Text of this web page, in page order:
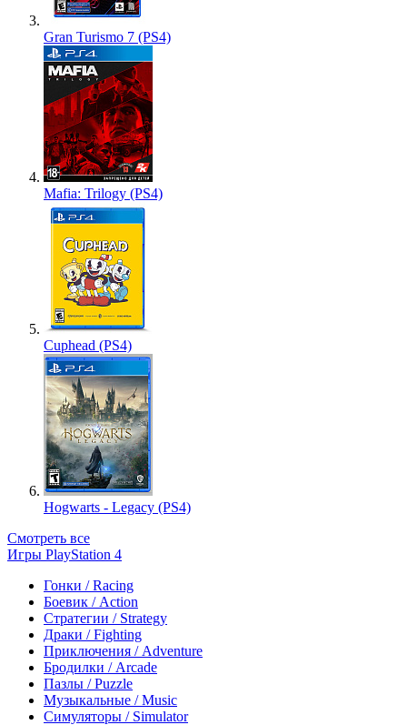
Gran Turismo 7 (PS4)
Mafia: Trilogy (PS4)
Cuphead (PS4)
Hogwarts - Legacy (PS4)
Смотреть все
Игры PlayStation 4
Гонки / Racing
Боевик / Action
Стратегии / Strategy
Драки / Fighting
Приключения / Adventure
Бродилки / Arcade
Пазлы / Puzzle
Музыкальные / Music
Симуляторы / Simulator